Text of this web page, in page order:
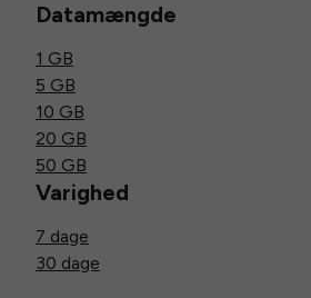
Datamængde
1 GB
5 GB
10 GB
20 GB
50 GB
Varighed
7 dage
30 dage